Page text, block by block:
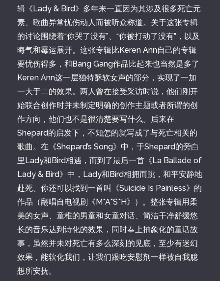
辑《Lady & Bird》多年来一直因为其涉及很多死亡元
素、歌曲异常忧伤动人而被听众称道。关于这张专辑
的讨论围绕着“你哭了没有”、“你被打动了没有”，以及
晦气和霉运展开。这张专辑比Keren Ann自己的专辑
要忧伤得多，和Bang Gang作品比起来也当然是多了
Keren Ann这一层独特酥软女声的部分，实现了一加
一大于二的效果。两人曾在接受采访时说，他们刚开
始联合创作时并未制定明确的创作主题或者所谓的创
作方向，他们也不是很清楚要写什么。后来在
Shepard的启发下，不知怎的就写成了与死亡相关的
歌曲。在《Shepard’s Song》中，于Shepard的旁白
里Lady和Bird相遇，而到了最后一首《La Ballade of
Lady & Bird》中，Lady和Bird相拥而跳，和平安静地
赴死。你还可以找到一首叫《Suicide Is Painless》的
作品（翻唱自电视剧《M*A*S*H》）。整张专辑用柔
美的女声、童稚的男童和女童对话、简洁干净舒缓悠
长的音乐达到诗化的效果，同时奉上抽象化的童话故
事，虽然并未对死亡有多么深刻的见底，至少有迷幻
效果，能软化我们，让我们跟吃安慰剂一样被自我臆
想所安抚。